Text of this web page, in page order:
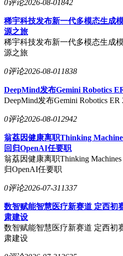
0评论2026-08-01842
稀宇科技发布新一代多模态生成
源之旅
稀宇科技发布新一代多模态生成
源之旅
0评论2026-08-01 1838
DeepMind发布Gemini Robotics
DeepMind发布Gemini Robotics
0评论2026-08-012942
翁荔因健康离职Thinking
回归OpenAI任要职
翁荔因健康离职Thinking
归OpenAI任要职
0评论2026-07-31 1337
数智赋能智慧医疗新赛道 定西初
肃建设
数智赋能智慧医疗新赛道 定西初
肃建设